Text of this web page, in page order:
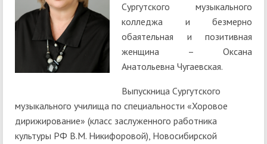
Сургутского музыкального
колледжа и безмерно
обаятельная и позитивная
женщина – Оксана
Анатольевна Чугаевская.
Выпускница Сургутского
музыкального училища по специальности «Хоровое
дирижирование» (класс заслуженного работника
культуры РФ В.М. Никифоровой), Новосибирской